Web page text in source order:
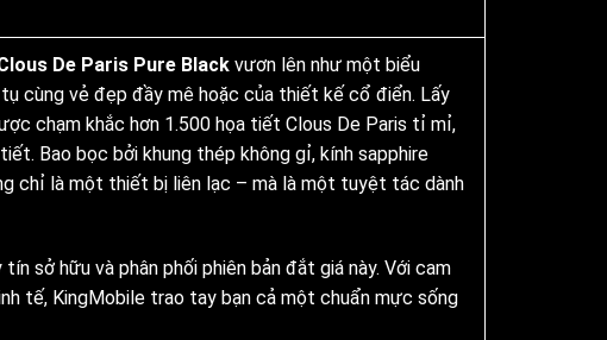
De Paris Pure Black vươn lên như một biểu
cùng vẻ đẹp đầy mê hoặc của thiết kế cổ điển. Lấy
chạm khắc hơn 1.500 họa tiết Clous De Paris tỉ mỉ,
Bao bọc bởi khung thép không gỉ, kính sapphire
chỉ là một thiết bị liên lạc – mà là một tuyệt tác dành
sở hữu và phân phối phiên bản đắt giá này. Với cam
tế, KingMobile trao tay bạn cả một chuẩn mực sống